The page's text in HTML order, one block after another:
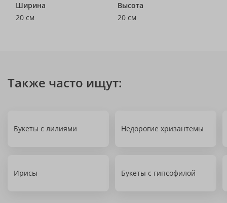
Ширина
20 см
Высота
20 см
Также часто ищут:
Букеты с лилиями Недорогие хризантемы
Ирисы Букеты с гипсофилой